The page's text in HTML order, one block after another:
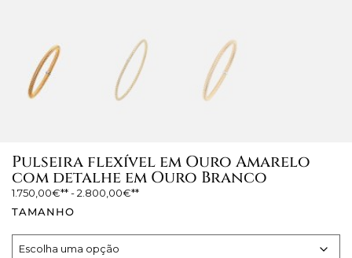
Pulseira flexível em Ouro Amarelo
com detalhe em Ouro Branco
1.750,00€ -2.800,00€
TAMANHO